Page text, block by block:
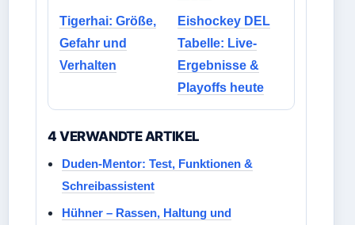
Tigerhai: Größe,
Gefahr und
Verhalten
Eishockey DEL
Tabelle: Live-
Ergebnisse &
Playoffs heute
4 VERWANDTE ARTIKEL
Duden-Mentor: Test, Funktionen &
Schreibassistent
Hühner – Rassen, Haltung und